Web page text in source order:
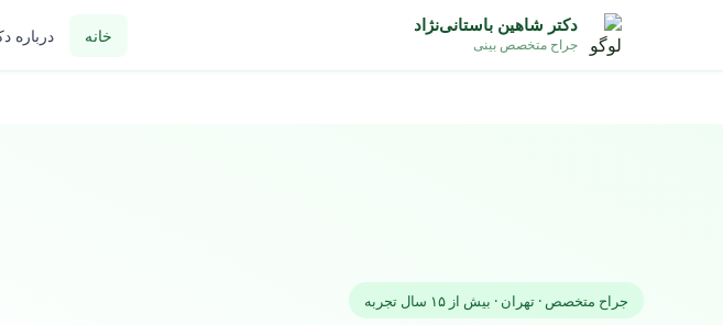
دکتر شاهین باستانی‌نژاد
جراح متخصص بینی خانه درباره
جراح متخصص · تهران · بیش از ۱۵ سال تجربه